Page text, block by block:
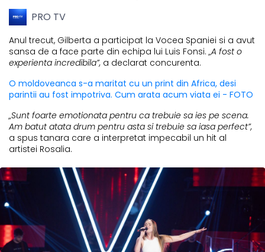
PRO TV
Anul trecut, Gilberta a participat la Vocea Spaniei si a avut
sansa de a face parte din echipa lui Luis Fonsi.„A fost o
experienta incredibila”, a declarat concurenta.
O moldoveanca s-a maritat cu un print din Africa, desi
parintii au fost impotriva. Cum arata acum viata ei - FOTO
„Sunt foarte emotionata pentru ca trebuie sa ies pe scena.
Am batut atata drum pentru asta si trebuie sa iasa perfect”,
a spus tanara care a interpretat impecabil un hit al
artistei Rosalia.